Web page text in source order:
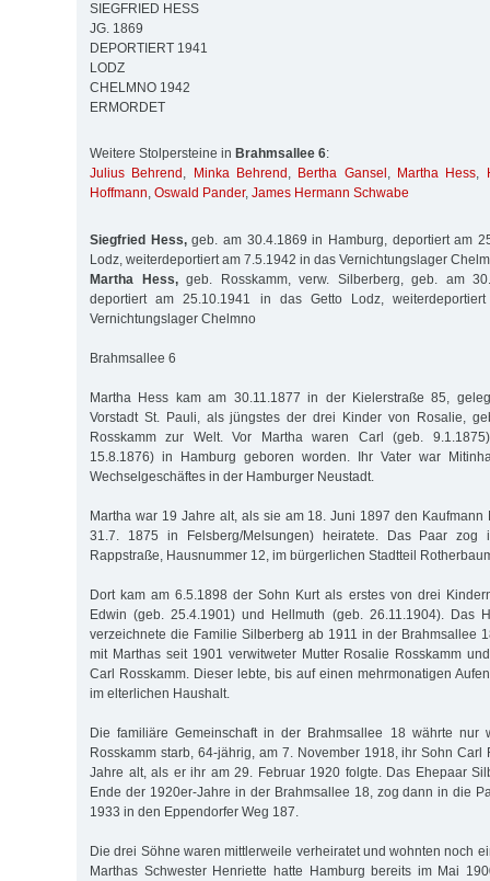
SIEGFRIED HESS
JG. 1869
DEPORTIERT 1941
LODZ
CHELMNO 1942
ERMORDET
Weitere Stolpersteine in Brahmsallee 6:
Julius Behrend , Minka Behrend , Bertha Gansel , Martha Hess,
Hoffmann, Oswald Pander, James Hermann Schwabe
Siegfried Hess,geb. am 30.4.1869 in Hamburg, deportiert am
Lodz, weiterdeportiert am 7.5.1942 in das Vernichtungslager
Martha Hess,geb. Rosskamm, verw. Silberberg, geb. am
deportiert am 25.10.1941 in das Getto Lodz,
Vernichtungslager Chelmno
Brahmsallee 6
Martha Hess kam am 30.11.1877 in der Kielerstraße 85,
Vorstadt St. Pauli, als jüngstes der drei Kinder von Rosalie,
Rosskamm zur Welt. Vor Martha waren Carl (geb.
15.8.1876) in Hamburg geboren worden. Ihr Vater war
Wechselgeschäftes in der Hamburger Neustadt.
Martha war 19 Jahre alt, als sie am 18. Juni 1897 den Kaufmann
31.7. 1875 in Felsberg/Melsungen) heiratete. Das Paar
Rappstraße, Hausnummer 12, im bürgerlichen Stadtteil
Dort kam am 6.5.1898 der Sohn Kurt als erstes von drei
Edwin (geb. 25.4.1901) und Hellmuth (geb. 26.11.1904). Das
verzeichnete die Familie Silberberg ab 1911 in der Brahmsallee
mit Marthas seit 1901 verwitweter Mutter Rosalie Rosskamm
Carl Rosskamm. Dieser lebte, bis auf einen mehrmonatigen
im elterlichen Haushalt.
Die familiäre Gemeinschaft in der Brahmsallee 18 währte nur
Rosskamm starb, 64-jährig, am 7. November 1918, ihr Sohn Carl
Jahre alt, als er ihr am 29. Februar 1920 folgte. Das Ehepaar
Ende der 1920er-Jahre in der Brahmsallee 18, zog dann in die
1933 in den Eppendorfer Weg 187.
Die drei Söhne waren mittlerweile verheiratet und wohnten noch
Marthas Schwester Henriette hatte Hamburg bereits im Mai